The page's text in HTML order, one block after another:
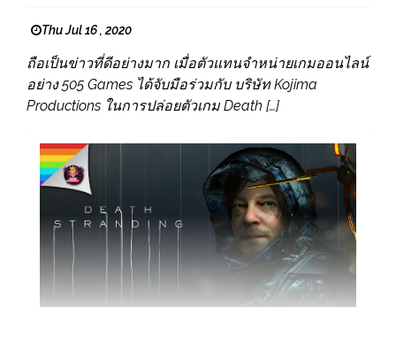
Thu Jul 16 , 2020
ถือเป็นข่าวที่ดีอย่างมาก เมื่อตัวแทนจำหน่ายเกมออนไลน์
อย่าง 505 Games ได้จับมือร่วมกับ บริษัท Kojima
Productions ในการปล่อยตัวเกม Death […]